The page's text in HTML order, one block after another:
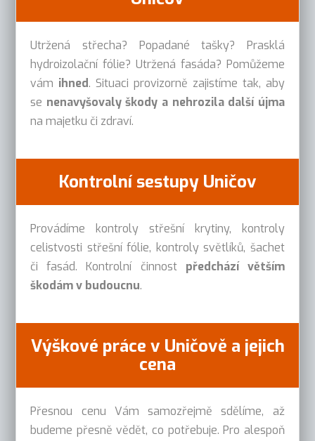
Utržená střecha? Popadané tašky? Prasklá
hydroizolační fólie? Utržená fasáda? Pomůžeme
vám ihned. Situaci provizorně zajistíme tak, aby
se nenavyšovaly škody a nehrozila další újma
na majetku či zdraví.
Kontrolní sestupy Uničov
Provádíme kontroly střešní krytiny, kontroly
celistvosti střešní fólie, kontroly světlíků, šachet
či fasád. Kontrolní činnost předchází větším
škodám v budoucnu.
Výškové práce v Uničově a jejich
cena
Přesnou cenu Vám samozřejmě sdělíme, až
budeme přesně vědět, co potřebuje. Pro alespoň